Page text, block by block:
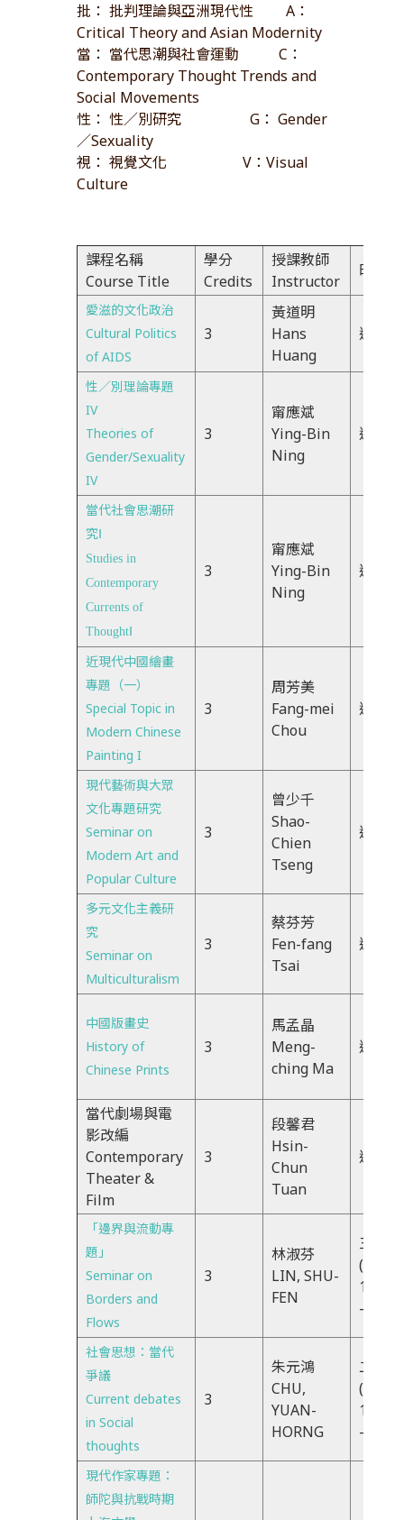
批： 批判理論與亞洲現代性 A：
Critical Theory and Asian Modernity
當： 當代思潮與社會運動 C：
Contemporary Thought Trends and
Social Movements
性： 性／別研究 G： Gender
／Sexuality
視： 視覺文化 V：Visual
Culture
課程名稱
Course Title
學分
Credits
授課教師
Instructor
時間
愛滋的文化政治
Cultural Politics
of AIDS
3
黃道明
Hans
Huang
週二
性／別理論專題
IV
Theories of
Gender/Sexuality
IV
3
甯應斌
Ying-Bin
Ning
週二
當代社會思潮研
究
Studies in
Contemporary
Currents of
Thought
3
甯應斌
Ying-Bin
Ning
週四
近現代中國繪畫
專題（一）
Special Topic in
Modern Chinese
Painting I
3
周芳美
Fang-mei
Chou
週四
現代藝術與大眾
文化專題研究
Seminar on
Modern Art and
Popular Culture
3
曾少千
Shao-
Chien
Tseng
週三
多元文化主義研
究
Seminar on
Multiculturalism
3
蔡芬芳
Fen-fang
Tsai
週二
中國版畫史
History of
Chinese Prints
3
馬孟晶
Meng-
ching Ma
週四
當代劇場與電
影改編
Contemporary
Theater &
Film
3
段馨君
Hsin-
Chun
Tuan
週二
「邊界與流動專
題」
Seminar on
Borders and
Flows
3
林淑芬
LIN, SHU-
FEN
三IJK
(WED)
18:30
-21:20
社會思想：當代
爭議
Current debates
in Social
thoughts
3
朱元鴻
CHU,
YUAN-
HORNG
二IJK
(TUE).
18:30
-21:20
現代作家專題：
師陀與抗戰時期